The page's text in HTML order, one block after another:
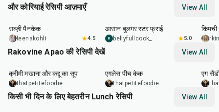
और कोरियाई रेसिपी आज़माएँ View All
35
सब्ज़ी पैनकेक
leenakohli 4.5
आसान बुलगर स्टर फ्राई
B bellyfullcook_ 5.0
Rakovine Apao की रेसिपी देखें View All
क्रीमी मखाना और कद्दू का सूप
thatpetitefoodie
एगलेस पीच केक
thatpetitefoodie
एग
किसी भी दिन के लिए बेहतरीन Lunch रेसिपी View All
1 min hr 15